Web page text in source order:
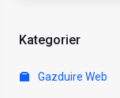
Kategorier
Gazduire Web